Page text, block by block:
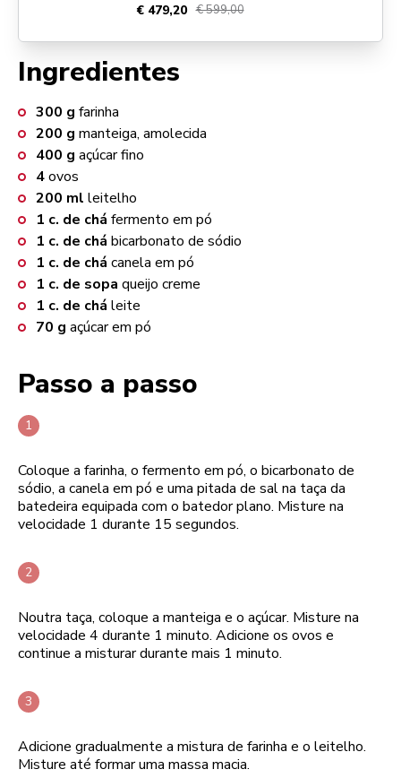
Ingredientes
300 g farinha
200 g manteiga, amolecida
400 g açúcar fino
4ovos
200 ml leitelho
1 c. de chá fermento em pó
1 c. de chá bicarbonato de sódio
1 c. de chá canela em pó
1 c. de sopa queijo creme
1 c. de chá leite
70 g açúcar em pó
Passo a passo
Coloque a farinha, o fermento em pó, o bicarbonato de
sódio, a canela em pó e uma pitada de sal na taça da
batedeira equipada com o batedor plano. Misture na
velocidade 1 durante 15 segundos.
Noutra taça, coloque a manteiga e o açúcar. Misture na
velocidade 4 durante 1 minuto. Adicione os ovos e
continue a misturar durante mais 1 minuto.
Adicione gradualmente a mistura de farinha e o leitelho.
Misture até formar uma massa macia.
€ 479,20 € 599,00